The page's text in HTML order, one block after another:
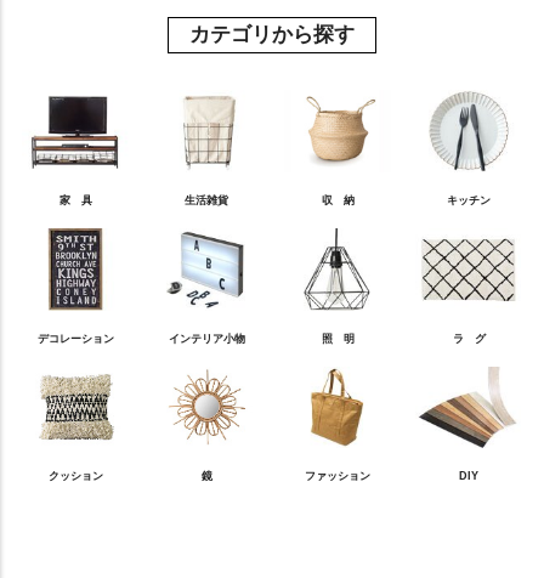
カテゴリから探す
家 具 生活雑貨 収 納 キッチン
デコレーション インテリア小物 照 明 ラ グ
クッション 鏡 ファッション DIY